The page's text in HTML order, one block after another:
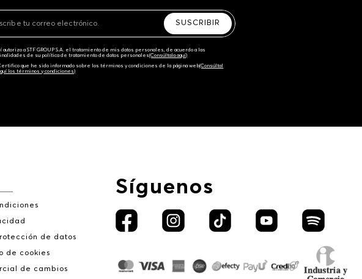
SUSCRIBIR
autorizo a STF GROUP S.A. el tratamiento de mis datos personales, de acuerdo a las
de su política de tratamiento de datos personales‎(Consúltala aquí)
que he sido informado sobre los términos y condiciones de la página web‎(Consúltal
los términos y condiciones)
Síguenos
de datos
de cookies
de cambios